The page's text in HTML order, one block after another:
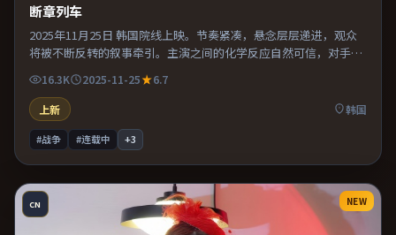
断章列车
2025年11月25日 韩国院线上映。节奏紧凑，悬念层层递进，观众
将被不断反转的叙事牵引。主演之间的化学反应自然可信，对手戏
张力贯穿全片。推荐给偏爱群像戏与命运母题的影迷。
16.3K 2025-11-25
6.7
上新
韩国
#战争 #连载中 +3
CN NEW